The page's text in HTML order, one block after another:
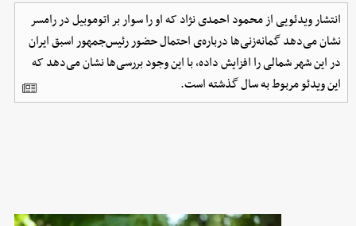
انتشار ویدئویی از محمود احمدی نژاد که او را سوار بر اتوموبیل در رامسر
نشان می‌دهد گمانه‌زنی‌ها درباره‌ی احتمال حضور رئیس‌جمهور اسبق ایران
در این شهر شمالی را افزایش داده، با این وجود بررسی‌ها نشان می‌دهد که
این ویدئو مربوط به سال گذشته است.